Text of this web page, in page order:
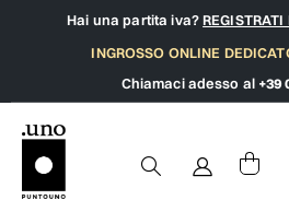
Hai una partita iva?REGISTRATI
INGROSSO ONLINE
Chiamaci adesso al +39